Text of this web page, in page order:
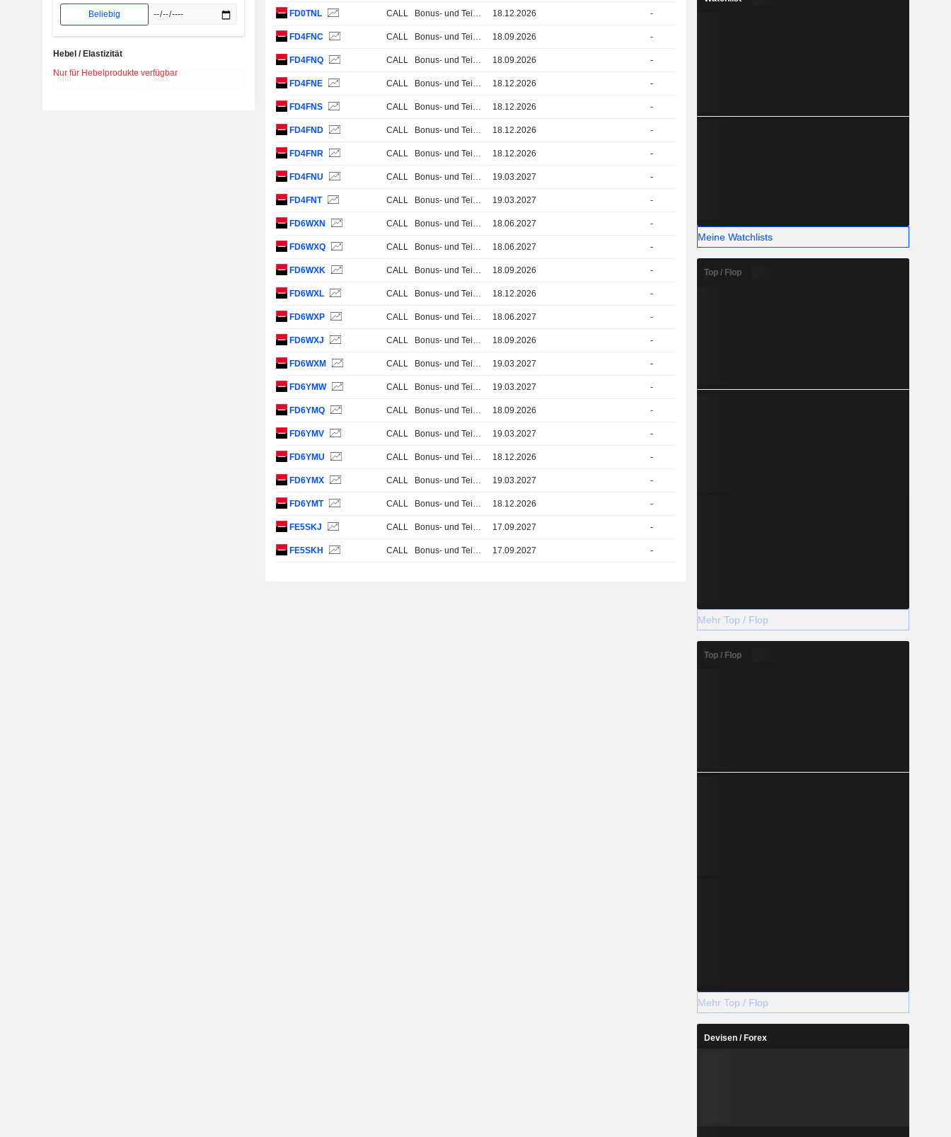
Beliebig
Nur für Hebelprodukte verfügbar
Hebel / Elastizität
FD0TNL CALL Bonus- und Teilschutz-Zertifikate 18.12.2026 -
FD4FNC CALL Bonus- und Teilschutz-Zertifikate 18.09.2026 -
FD4FNQ CALL Bonus- und Teilschutz-Zertifikate 18.09.2026 -
FD4FNE CALL Bonus- und Teilschutz-Zertifikate 18.12.2026 -
FD4FNS CALL Bonus- und Teilschutz-Zertifikate 18.12.2026 -
FD4FND CALL Bonus- und Teilschutz-Zertifikate 18.12.2026 -
FD4FNR CALL Bonus- und Teilschutz-Zertifikate 18.12.2026 -
FD4FNU CALL Bonus- und Teilschutz-Zertifikate 19.03.2027 -
FD4FNT CALL Bonus- und Teilschutz-Zertifikate 19.03.2027 -
FD6WXN CALL Bonus- und Teilschutz-Zertifikate 18.06.2027 -
FD6WXQ CALL Bonus- und Teilschutz-Zertifikate 18.06.2027 - 24,65EUR
FD6WXK CALL Bonus- und Teilschutz-Zertifikate 18.09.2026 - 24,53
FD6WXL CALL Bonus- und Teilschutz-Zertifikate 18.12.2026 -
FD6WXP CALL Bonus- und Teilschutz-Zertifikate 18.06.2027 -
FD6WXJ CALL Bonus- und Teilschutz-Zertifikate 18.09.2026 -
FD6WXM CALL Bonus- und Teilschutz-Zertifikate 19.03.2027 -
FD6YMW CALL Bonus- und Teilschutz-Zertifikate 19.03.2027 - 23,16EUR
FD6YMQ CALL Bonus- und Teilschutz-Zertifikate 18.09.2026 -
FD6YMV CALL Bonus- und Teilschutz-Zertifikate 19.03.2027 -
FD6YMU CALL Bonus- und Teilschutz-Zertifikate 18.12.2026 -
FD6YMX CALL Bonus- und Teilschutz-Zertifikate 19.03.2027 -
FD6YMT CALL Bonus- und Teilschutz-Zertifikate 18.12.2026 -
FE5SKJ CALL Bonus- und Teilschutz-Zertifikate 17.09.2027 -
FE5SKH CALL Bonus- und Teilschutz-Zertifikate 17.09.2027 -
Meine Watchlists
Top / Flop
Mehr Top / Flop
Top / Flop
Mehr Top / Flop
Devisen / Forex